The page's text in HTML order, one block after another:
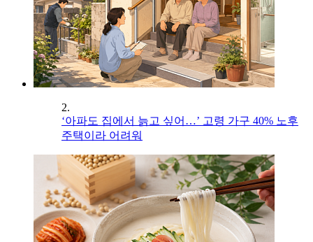
2.
‘아파도 집에서 늙고 싶어…’ 고령 가구 40% 노후
주택이라 어려워